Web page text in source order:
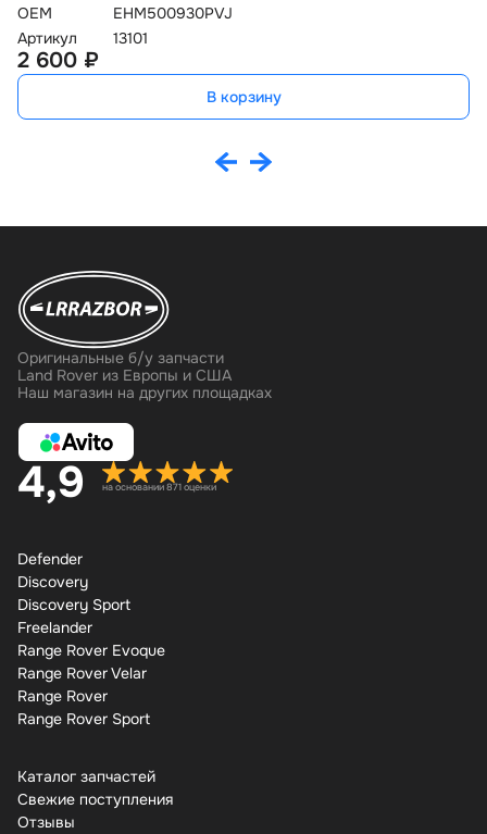
OEM
EHM500930PVJ
Артикул
13101
2 600 ₽
В корзину
Оригинальные б/у запчасти
Land Rover из Европы и США
Наш магазин на других площадках
4,9 на основании 871 оценки
Defender
Discovery
Discovery Sport
Freelander
Range Rover Evoque
Range Rover Velar
Range Rover
Range Rover Sport
Каталог запчастей
Свежие поступления
Отзывы